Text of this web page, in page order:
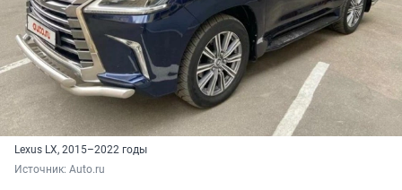
Lexus LX, 2015–2022 годы
Источник: Auto.ru